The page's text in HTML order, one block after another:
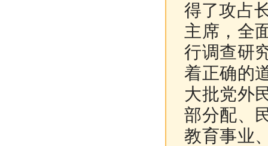
得了攻占
主席，全
行调查研
着正确的
大批党外
部分配、
教育事业